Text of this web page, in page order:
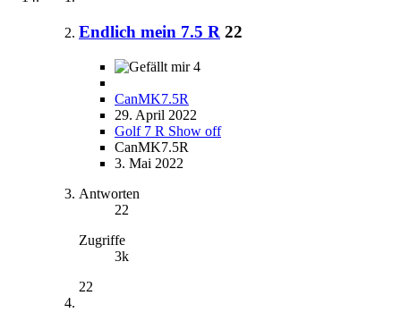
Endlich mein 7.5 R 22
4
CanMK7.5R
29. April 2022
Golf 7 R Show off
CanMK7.5R
3. Mai 2022
Antworten
22
Zugriffe
3k
22